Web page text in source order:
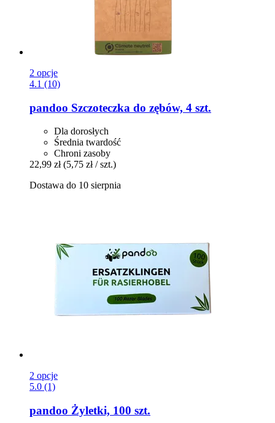
2 opcje
4.1 (10)
pandoo Szczoteczka do zębów, 4 szt.
Dla dorosłych
Średnia twardość
Chroni zasoby
22,99 zł (5,75 zł / szt.)
Dostawa do 10 sierpnia
2 opcje
5.0 (1)
pandoo Żyletki, 100 szt.